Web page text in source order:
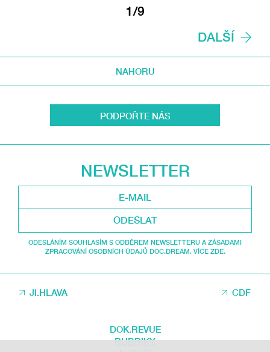
1/9
DALŠÍ
NAHORU
PODPOŘTE NÁS
NEWSLETTER
ODESLAT
ODESLÁNÍM SOUHLASÍM S ODBĚREM NEWSLETTERU A ZÁSADAMI
ZPRACOVÁNÍ OSOBNÍCH ÚDAJŮ DOC.DREAM. VÍCE ZDE.
JI.HLAVA CDF
DOK.REVUE
RUBRIKY